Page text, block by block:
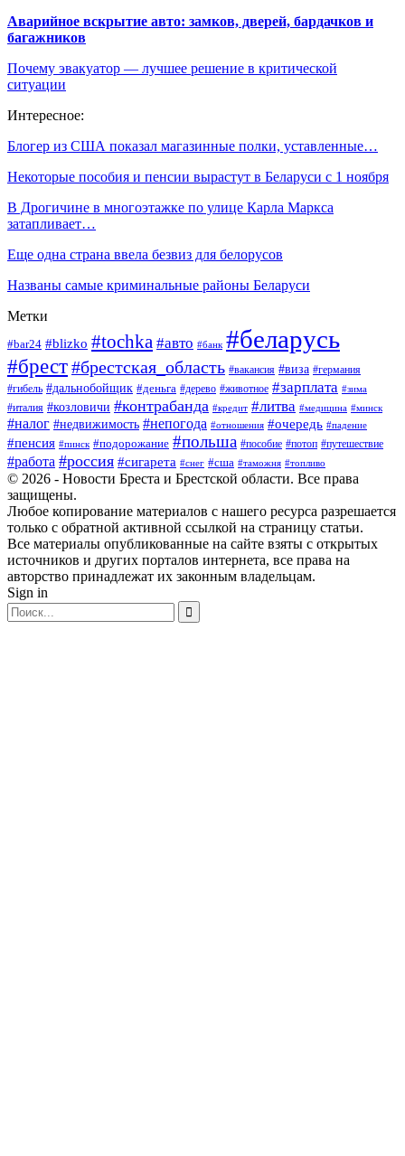
Аварийное вскрытие авто: замков, дверей, бардачков и
багажников
Почему эвакуатор — лучшее решение в критической
ситуации
Интересное:
Блогер из США показал магазинные полки, уставленные…
Некоторые пособия и пенсии вырастут в Беларуси с 1 ноября
В Дрогичине в многоэтажке по улице Карла Маркса
затапливает…
Еще одна страна ввела безвиз для белорусов
Названы самые криминальные районы Беларуси
Метки
#bar24 #blizko #tochka #авто #банк #беларусь
#брест#брестская_область #вакансия #виза #германия
#гибель #дальнобойщик #деньга #дерево #животное #зарплата #зима
#италия #козловичи #контрабанда #кредит #литва #медицина #минск
#налог #недвижимость #непогода #отношения #очередь #падение
#пенсия #пинск #подорожание #польша #пособие #потоп #путешествие
#работа #россия #сигарета #снег #сша #таможня #топливо
© 2026 - Новости Бреста и Брестской области. Все права
защищены.
Любое копирование материалов с нашего ресурса разрешается
только с обратной активной ссылкой на страницу статьи.
Все материалы опубликованные на сайте взяты с открытых
источников и других порталов интернета, все права на
авторство принадлежат их законным владельцам.
Sign in